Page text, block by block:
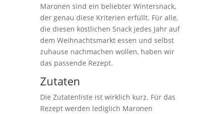
Maronen sind ein beliebter Wintersnack,
der genau diese Kriterien erfüllt. Für alle,
die diesen köstlichen Snack jedes Jahr auf
dem Weihnachtsmarkt essen und selbst
zuhause nachmachen wollen, haben wir
das passende Rezept.
Zutaten
Die Zutatenliste ist wirklich kurz. Für das
Rezept werden lediglich Maronen